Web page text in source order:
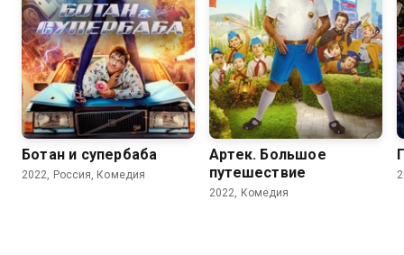
4.9
Ботан и супербаба
2022, Россия, Комедия
7.6
Артек. Большое
путешествие
2022, Комедия